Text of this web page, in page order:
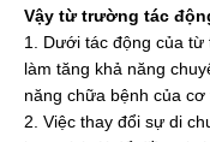
Vậy từ trường tác
1. Dưới tác động của
làm tăng khả năng
năng chữa bệnh của cơ
2. Việc thay đổi sự di